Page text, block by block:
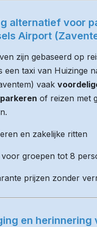
alternatief voor
Airport
zijn gebaseerd op
een taxi van Huizinge
vaak
of reizen met
en zakelijke ritten
groepen tot 8
prijzen zonder
en herinnering